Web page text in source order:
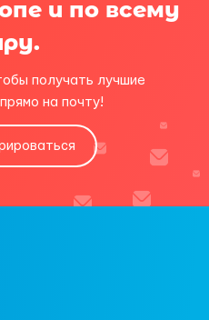
и по всему
получать лучшие
на почту!